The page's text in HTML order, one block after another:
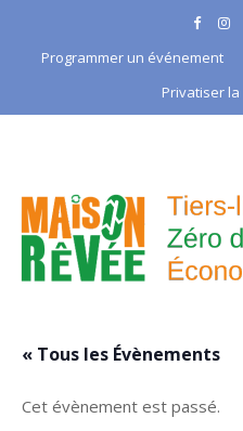
contentProgrammer un événement
Privatiser
« Tous les Évènements
Cet évènement est passé.